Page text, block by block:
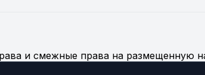
и смежные права на размещенную